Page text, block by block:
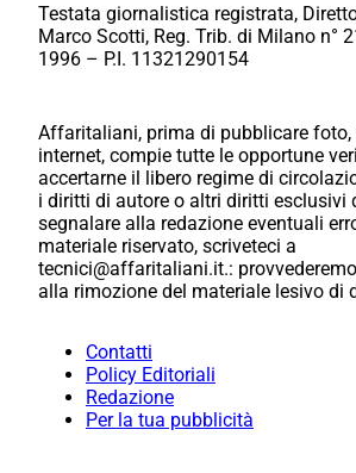
Testata giornalistica registrata,
Marco Scotti, Reg. Trib. di Milano n°
1996 – P.I. 11321290154
Affaritaliani, prima di pubblicare foto,
internet, compie tutte le opportune
accertarne il libero regime di
i diritti di autore o altri diritti esclusivi
segnalare alla redazione eventuali
materiale riservato, scriveteci a
tecnici@affaritaliani.it.:
alla rimozione del materiale lesivo di
Contatti
Policy Editoriali
Redazione
Per la tua pubblicità